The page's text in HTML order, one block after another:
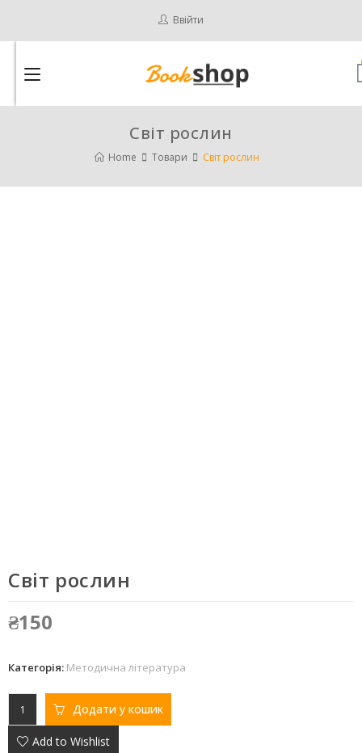
Ввійти
Світ рослин
Home Товари Світ рослин
Світ рослин
₴150
Категорія: Методична література
Додати у кошик
Add to Wishlist